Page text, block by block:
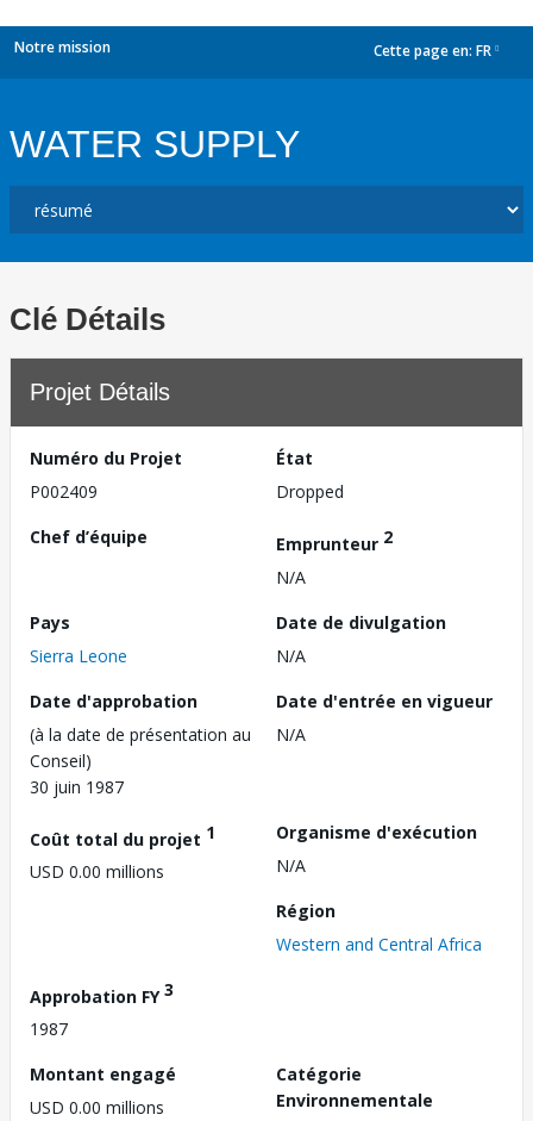
Notre mission Cette page en: FR
WATER SUPPLY
Clé Détails
Projet Détails
Numéro du Projet
P002409
État
Dropped
Chef d’équipe
Emprunteur 2
N/A
Pays
Sierra Leone
Date de divulgation
N/A
Date d'approbation
(à la date de présentation au
Conseil)
30 juin 1987
Date d'entrée en vigueur
N/A
Coût total du projet 1
USD 0.00 millions
Organisme d'exécution
N/A
Région
Western and Central Africa
Approbation FY3
1987
Montant engagé
USD 0.00 millions
Catégorie
Environnementale